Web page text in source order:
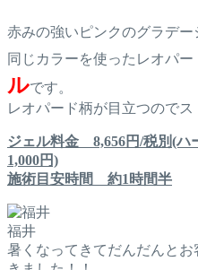
赤みの強いピンクのグラデー
同じカラーを使ったレオパー
ルです。
レオパード柄が目立つのでス
ジェル料金 8,656円/税別(ハ
1,000円)
施術目安時間 約1時間半
福井
暑くなってきてだんだんと